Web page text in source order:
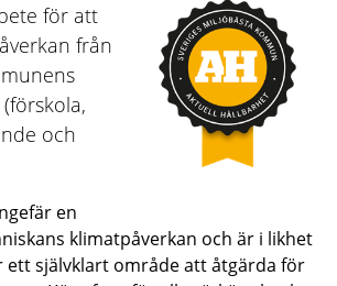
för att
från
och
en
klimatpåverkan och är i likhet
självklart område att åtgärda för